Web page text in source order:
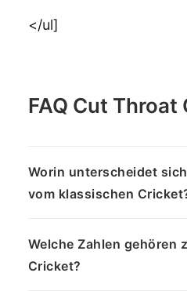
</ul]
FAQ Cut Throat
Worin unterscheidet
vom klassischen
Welche Zahlen gehören
Cricket?